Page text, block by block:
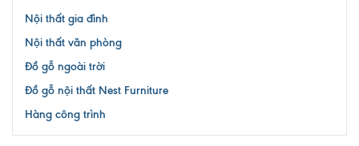
Nội thất gia đình
Nội thất văn phòng
Đồ gỗ ngoài trời
Đồ gỗ nội thất Nest Furniture
Hàng công trình